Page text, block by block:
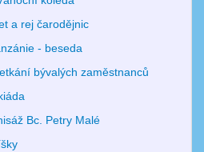
a rej čarodějnic
- beseda
bývalých zaměstnanců
Bc. Petry Malé